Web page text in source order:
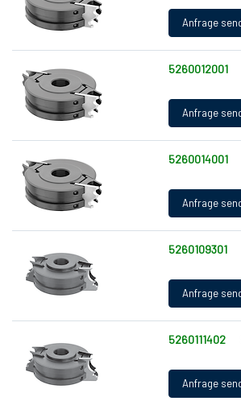
5260012001
5260014001
5260109301
5260111402